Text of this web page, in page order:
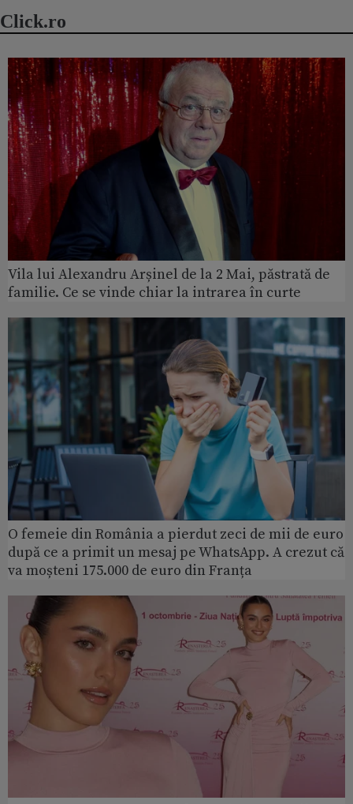
Click.ro
Vila lui Alexandru Arșinel de la 2 Mai, păstrată de
familie. Ce se vinde chiar la intrarea în curte
O femeie din România a pierdut zeci de mii de euro
după ce a primit un mesaj pe WhatsApp. A crezut că
va moșteni 175.000 de euro din Franța